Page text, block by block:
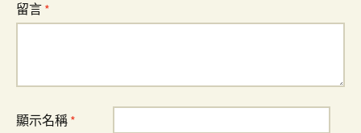
留言 *
顯示名稱 *